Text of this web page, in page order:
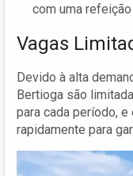
com uma
Vagas
Devido à alta
Bertioga são
para cada período,
rapidamente para